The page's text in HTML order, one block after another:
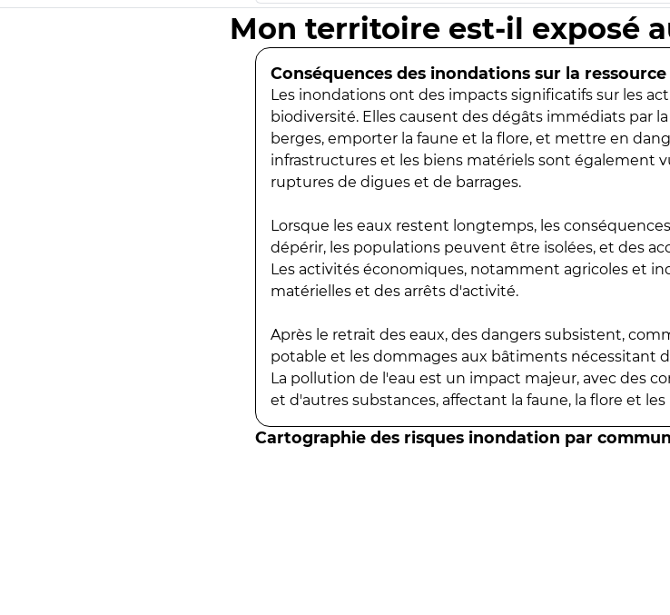
Mon territoire est-il exposé
Conséquences des inondations sur la ressource
Les inondations ont des impacts significatifs sur les
biodiversité. Elles causent des dégâts immédiats par
berges, emporter la faune et la flore, et mettre en
infrastructures et les biens matériels sont également
ruptures de digues et de barrages.
Lorsque les eaux restent longtemps, les
dépérir, les populations peuvent être isolées, et des
Les activités économiques, notamment agricoles et
matérielles et des arrêts d'activité.
Après le retrait des eaux, des dangers subsistent,
potable et les dommages aux bâtiments nécessitant
La pollution de l'eau est un impact majeur, avec des
et d'autres substances, affectant la faune, la flore et les
Cartographie des risques inondation par